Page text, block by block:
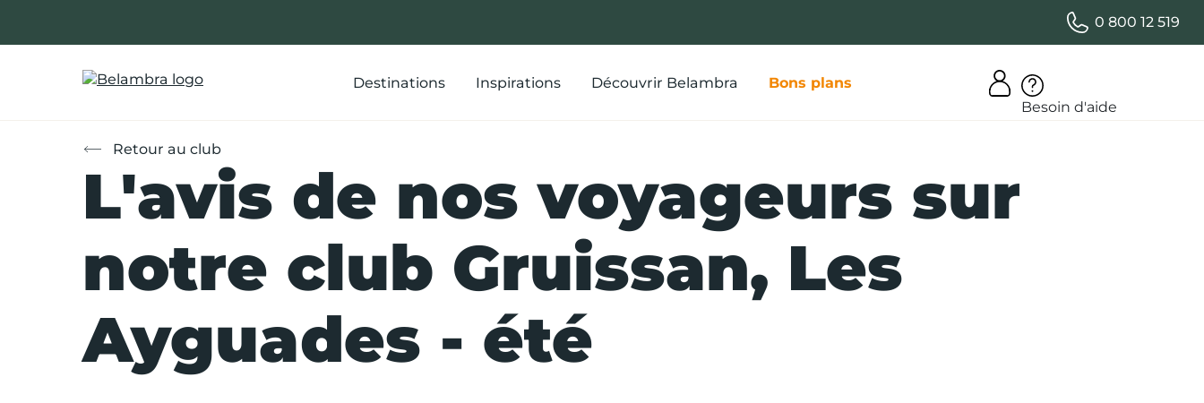
contenu
0 800 12 519
Destinations Inspirations Découvrir Belambra
Bons plans
Besoin d'aide
Retour au club
L'avis de nos voyageurs sur
notre club Gruissan, Les
Ayguades - été